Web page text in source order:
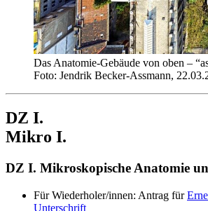
Das Anatomie-Gebäude von oben –
Foto: Jendrik Becker-Assmann,
DZ I.
Mikro I.
DZ I. Mikroskopische Anatomie
Für Wiederholer/innen: Antrag für
Unterschrift